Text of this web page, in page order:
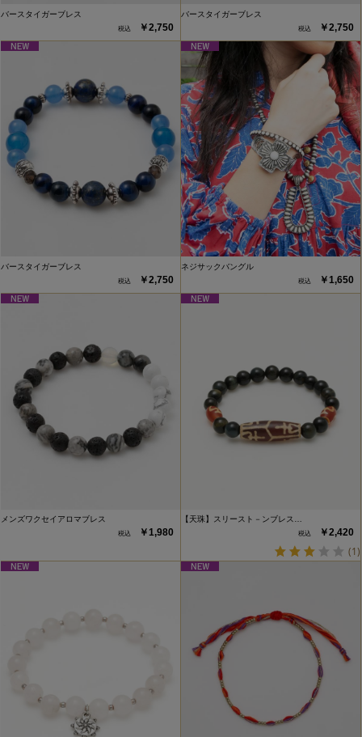
バースタイガーブレス
￥2,750
バースタイガーブレス
￥2,750
バースタイガーブレス
￥2,750
ネジサックバングル
￥1,650
メンズワクセイアロマブレス
￥1,980
【天珠】スリースト－ンブレス…
￥2,420
(1)